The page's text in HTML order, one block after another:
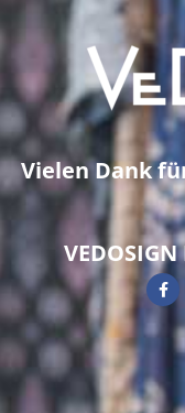
Vielen Dank